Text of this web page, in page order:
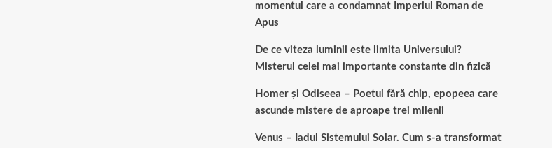
momentul care a condamnat Imperiul Roman de
Apus
De ce viteza luminii este limita Universului?
Misterul celei mai importante constante din fizică
Homer și Odiseea – Poetul fără chip, epopeea care
ascunde mistere de aproape trei milenii
Venus – Iadul Sistemului Solar. Cum s-a transformat